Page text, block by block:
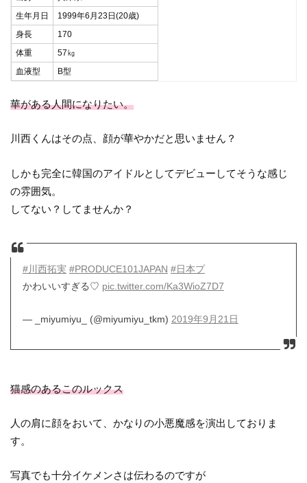
生年月日
1999年6月23日(20歳)
身長
170
体重
57㎏
血液型
B型
華がある人間になりたい。
川西くんはその点、顔が華やかだと思いません？
しかも完全に韓国のアイドルとしてデビューしてそうな感じ
の雰囲気。
してない？してませんか？
#川西拓実 #PRODUCE101JAPAN #日本プ
かわいいすぎる♡ pic.twitter.com/Ka3WioZ7D7
— _miyumiyu_ (@miyumiyu_tkm) 2019年9月21日
猫感のあるこのルックス
人の肩に顔をおいて、かなりの小悪魔感を演出しておりま
す。
写真でも十分イケメンさは伝わるのですが